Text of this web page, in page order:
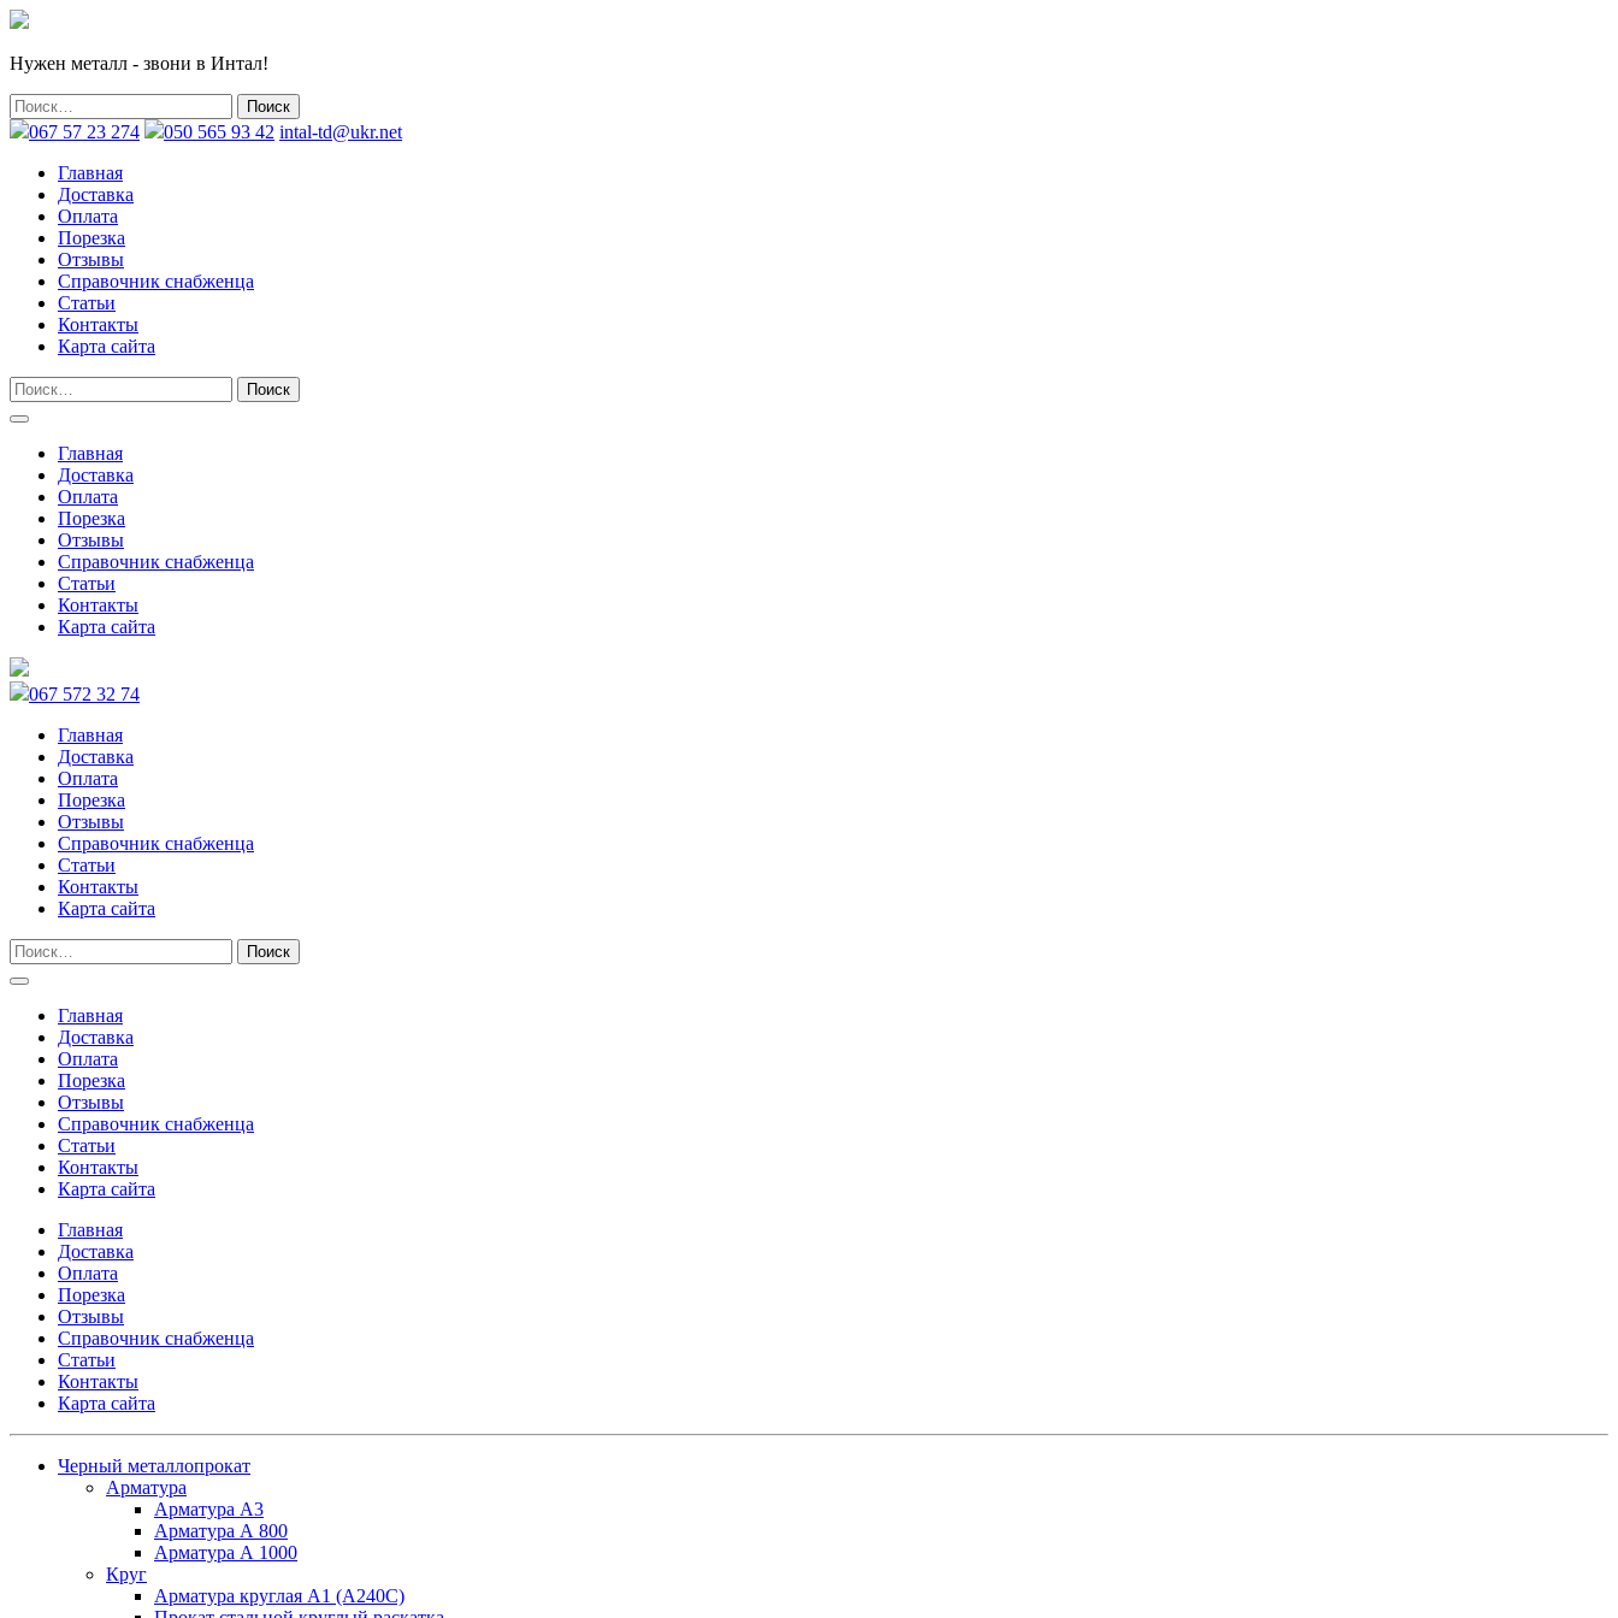
Нужен металл - звони в Интал!
067 57 23 274 050 565 93 42 intal-td@ukr.net
Главная
Доставка
Оплата
Порезка
Отзывы
Справочник снабженца
Статьи
Контакты
Карта сайта
Главная
Доставка
Оплата
Порезка
Отзывы
Справочник снабженца
Статьи
Контакты
Карта сайта
067 572 32 74
Главная
Доставка
Оплата
Порезка
Отзывы
Справочник снабженца
Статьи
Контакты
Карта сайта
Главная
Доставка
Оплата
Порезка
Отзывы
Справочник снабженца
Статьи
Контакты
Карта сайта
Главная
Доставка
Оплата
Порезка
Отзывы
Справочник снабженца
Статьи
Контакты
Карта сайта
Черный металлопрокат
Арматура
Арматура А3
Арматура А 800
Арматура А 1000
Круг
Арматура круглая А1 (А240C)